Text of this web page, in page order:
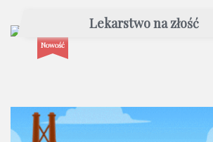
Lekarstwo na złość
Nowość